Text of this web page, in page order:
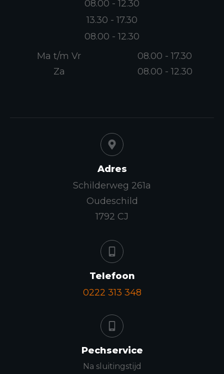
08.00 - 12.30
13.30 - 17.30
08.00 - 12.30
Ma t/m Vr
Za
08.00 - 17.30
08.00 - 12.30
Adres
Schilderweg 261a
Oudeschild
1792 CJ
Telefoon
0222 313 348
Pechservice
Na sluitingstijd